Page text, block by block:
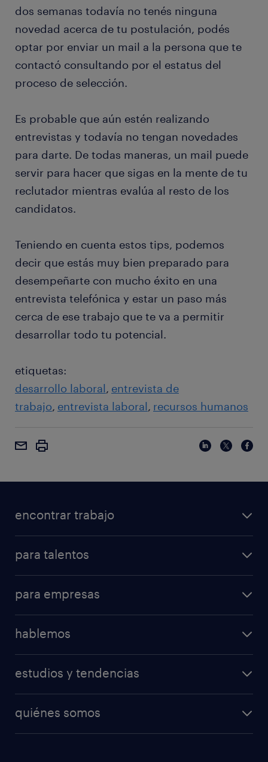
dos semanas todavía no tenés ninguna
novedad acerca de tu postulación, podés
optar por enviar un mail a la persona que te
contactó consultando por el estatus del
proceso de selección.
Es probable que aún estén realizando
entrevistas y todavía no tengan novedades
para darte. De todas maneras, un mail puede
servir para hacer que sigas en la mente de tu
reclutador mientras evalúa al resto de los
candidatos.
Teniendo en cuenta estos tips, podemos
decir que estás muy bien preparado para
desempeñarte con mucho éxito en una
entrevista telefónica y estar un paso más
cerca de ese trabajo que te va a permitir
desarrollar todo tu potencial.
etiquetas:
desarrollo laboral entrevista de
trabajo entrevista laboral recursos humanos
encontrar trabajo
para talentos
para empresas
hablemos
estudios y tendencias
quiénes somos